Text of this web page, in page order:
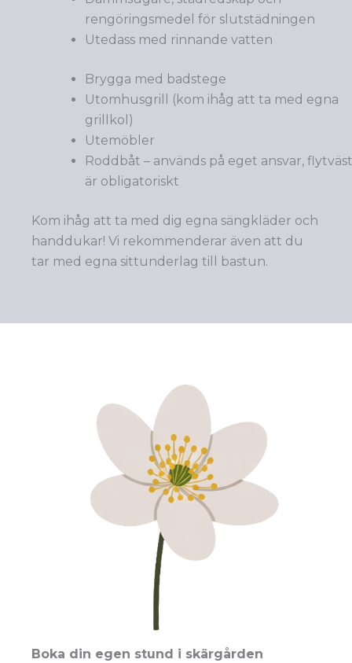
rengöringsmedel för slutstädningen
Utedass med rinnande vatten
Brygga med badstege
Utomhusgrill (kom ihåg att ta med egna
grillkol)
Utemöbler
Roddbåt – används på eget ansvar, flytväst
är obligatoriskt
Kom ihåg att ta med dig egna sängkläder och
handdukar! Vi rekommenderar även att du
tar med egna sittunderlag till bastun.
Boka din egen stund i skärgården